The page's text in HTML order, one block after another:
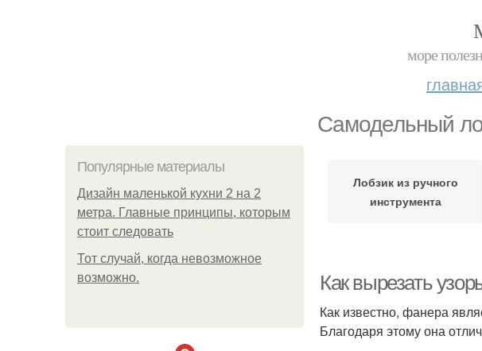
море
Самодельный
Популярные материалы
Дизайн маленькой кухни 2 на 2
метра. Главные принципы, которым
стоит следовать
Тот случай, когда невозможное
возможно.
Лобзик из ручного
инструмента
Как вырезать
Как известно, фанера
Благодаря этому она